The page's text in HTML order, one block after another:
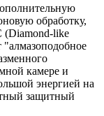
обработку,
(Diamond-like
"алмазоподобное
камере и
энергией на
защитный